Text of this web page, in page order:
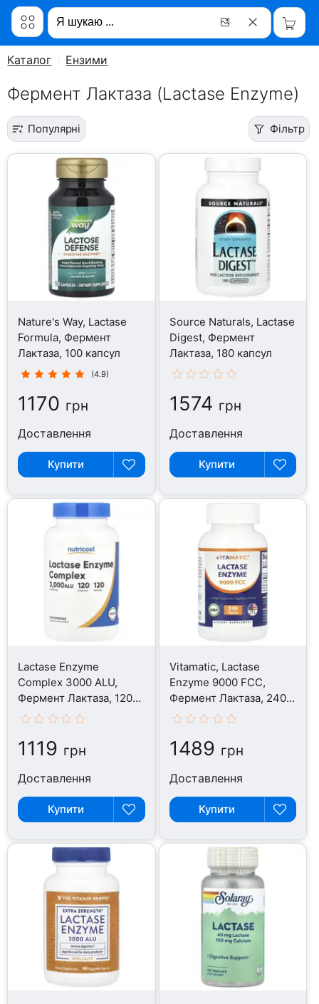
Каталог Ензими
Фермент Лактаза (Lactase Enzyme)
Популярні Фільтр
Nature's Way, Lactase
Formula, Фермент
Лактаза, 100 капсул
(4.9)
1170 грн
Доставлення
Купити
Source Naturals, Lactase
Digest, Фермент
Лактаза, 180 капсул
1574 грн
Доставлення
Купити
Lactase Enzyme
Complex 3000 ALU,
Фермент Лактаза, 120
капсул
1119 грн
Доставлення
Купити
Vitamatic, Lactase
Enzyme 9000 FCC,
Фермент Лактаза, 240
таблеток
1489 грн
Доставлення
Купити